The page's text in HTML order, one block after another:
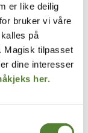
er like deilig
bruker vi våre
på
Magisk tilpasset
dine interesser
her.